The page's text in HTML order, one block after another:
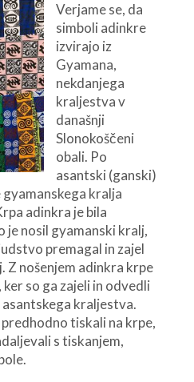
Verjame se, da
simboli adinkre
izvirajo iz
Gyamana,
nekdanjega
kraljestva v
današnji
Slonokoščeni
obali. Po
asantski (ganski)
kralja
adinkra je bila
je nosil gyamanski kralj,
premagal in zajel
nošenjem adinkra krpe
so ga zajeli in odvedli
kraljestva.
tiskali na krpe,
s tiskanjem,